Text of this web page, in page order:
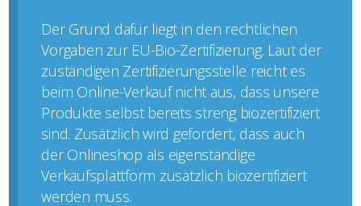
Der Grund dafür liegt in den rechtlichen
Vorgaben zur EU-Bio-Zertifizierung. Laut der
zuständigen Zertifizierungsstelle reicht es
beim Online-Verkauf nicht aus, dass unsere
Produkte selbst bereits streng biozertifiziert
sind. Zusätzlich wird gefordert, dass auch
der Onlineshop als eigenständige
Verkaufsplattform zusätzlich biozertifiziert
werden muss.